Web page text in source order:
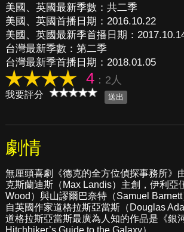
美國、英國最新季數：共二季
美國、英國首播日期：2016.10.22
美國、英國最新季首播日期：
台灣最新季數：第二季
台灣最新季首播日期：2018.01.05
4：2人
我要評分
劇情
無厘頭喜劇《德克的全方位偵探事務所》
克斯蘭迪斯（Max Landis）主創，伊利亞
Wood）與山謬爾巴奈特（Samuel
自英國作家道格拉斯亞當斯（Douglas
道格拉斯亞當斯最廣為人知的作品是《銀
Hitchhiker’s Guide to the Galaxy）。